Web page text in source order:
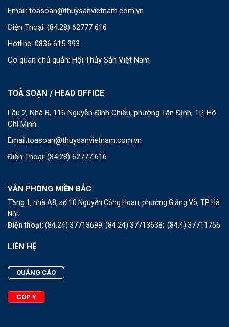
Email: toasoan@thuysanvietnam.com.vn
Điện Thoại: (84.28) 62777 616
Hotline: 0836 615 993
Cơ quan chủ quản: Hội Thủy Sản Việt Nam
TOÀ SOẠN / HEAD OFFICE
Lầu 2, Nhà B, 116 Nguyễn Đình Chiểu, phường Tân Định, TP. Hồ
Chí Minh.
Email:toasoan@thuysanvietnam.com.vn
Điện Thoại: (84.28) 62777 616
VĂN PHÒNG MIỀN BẮC
Tầng 1, nhà A8, số 10 Nguyễn Công Hoan, phường Giảng Võ, TP Hà
Nội.
Điện thoại: (84.24) 37713699; (84.24) 37713638; (84.4) 37711756
LIÊN HỆ
QUẢNG CÁO
GÓP Ý